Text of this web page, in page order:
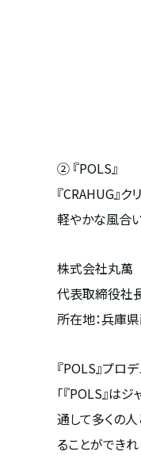
② 『POLS』
『CRAHUG』
軽やかな風合
株式会社丸萬
代表取締役社
所在地：兵庫
『POLS』プ
「『POLS』は
通して多くの
ることができ